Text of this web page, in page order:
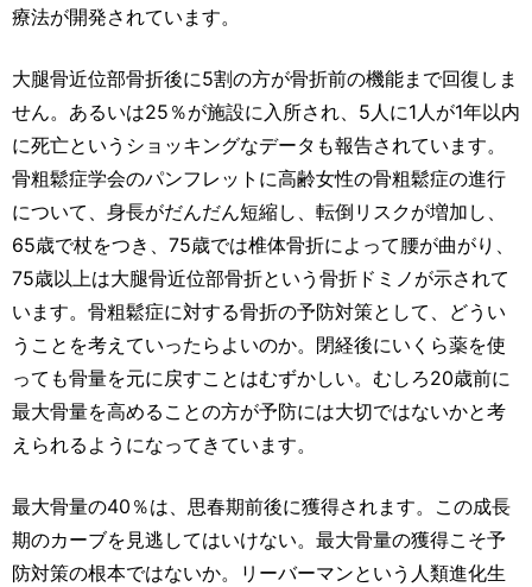
療法が開発されています。
大腿骨近位部骨折後に5割の方が骨折前の機能まで回復しま
せん。あるいは25％が施設に入所され、5人に1人が1年以内
に死亡というショッキングなデータも報告されています。
骨粗鬆症学会のパンフレットに高齢女性の骨粗鬆症の進行
について、身長がだんだん短縮し、転倒リスクが増加し、
65歳で杖をつき、75歳では椎体骨折によって腰が曲がり、
75歳以上は大腿骨近位部骨折という骨折ドミノが示されて
います。骨粗鬆症に対する骨折の予防対策として、どうい
うことを考えていったらよいのか。閉経後にいくら薬を使
っても骨量を元に戻すことはむずかしい。むしろ20歳前に
最大骨量を高めることの方が予防には大切ではないかと考
えられるようになってきています。
最大骨量の40％は、思春期前後に獲得されます。この成長
期のカーブを見逃してはいけない。最大骨量の獲得こそ予
防対策の根本ではないか。リーバーマンという人類進化生